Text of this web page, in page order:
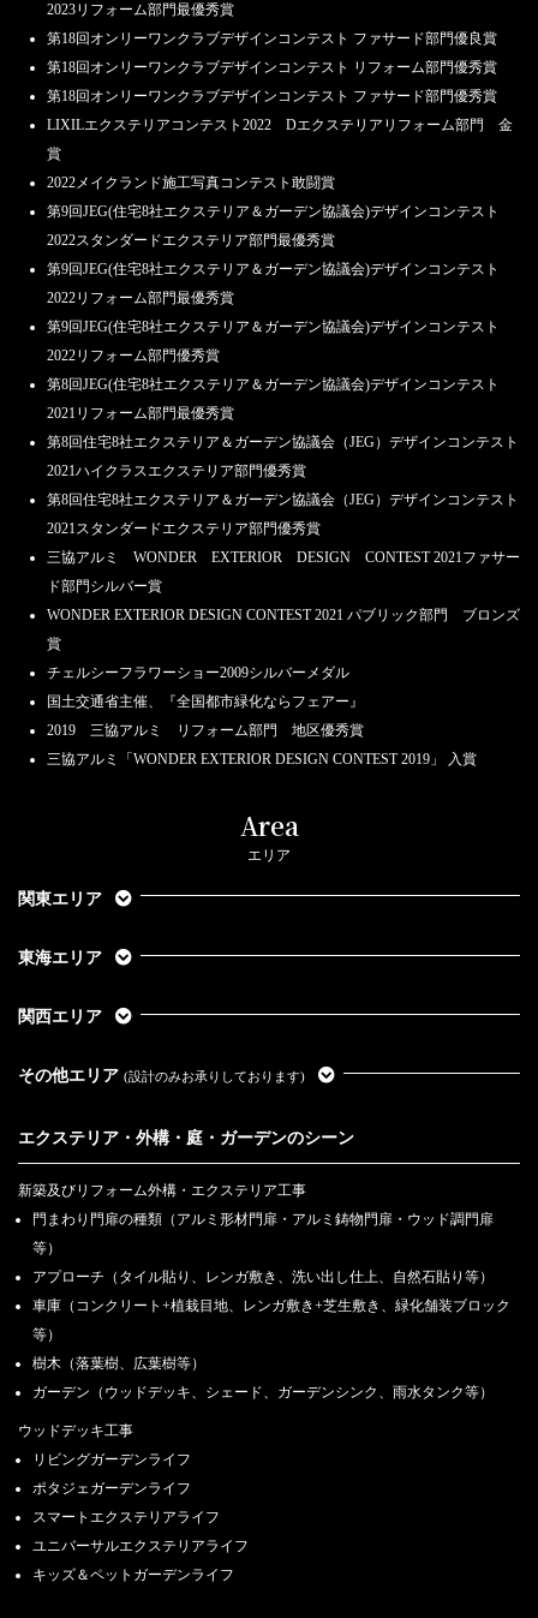
2023リフォーム部門最優秀賞
第18回オンリーワンクラブデザインコンテスト ファサード部門優良賞
第18回オンリーワンクラブデザインコンテスト リフォーム部門優秀賞
第18回オンリーワンクラブデザインコンテスト ファサード部門優秀賞
LIXILエクステリアコンテスト2022 Dエクステリアリフォーム部門 金
賞
2022メイクランド施工写真コンテスト敢闘賞
第9回JEG(住宅8社エクステリア＆ガーデン協議会)デザインコンテスト
2022スタンダードエクステリア部門最優秀賞
第9回JEG(住宅8社エクステリア＆ガーデン協議会)デザインコンテスト
2022リフォーム部門最優秀賞
第9回JEG(住宅8社エクステリア＆ガーデン協議会)デザインコンテスト
2022リフォーム部門優秀賞
第8回JEG(住宅8社エクステリア＆ガーデン協議会)デザインコンテスト
2021リフォーム部門最優秀賞
第8回住宅8社エクステリア＆ガーデン協議会（JEG）デザインコンテスト
2021ハイクラスエクステリア部門優秀賞
第8回住宅8社エクステリア＆ガーデン協議会（JEG）デザインコンテスト
2021スタンダードエクステリア部門優秀賞
三協アルミ WONDER EXTERIOR DESIGN CONTEST 2021ファサー
ド部門シルバー賞
WONDER EXTERIOR DESIGN CONTEST 2021 パブリック部門 ブロンズ
賞
チェルシーフラワーショー2009シルバーメダル
国土交通省主催、『全国都市緑化ならフェアー』
2019 三協アルミ リフォーム部門 地区優秀賞
三協アルミ「WONDER EXTERIOR DESIGN CONTEST 2019」 入賞
Area
エリア
関東エリア
東海エリア
関西エリア
その他エリア (設計のみお承りしております)
エクステリア・外構・庭・ガーデンのシーン
新築及びリフォーム外構・エクステリア工事
門まわり門扉の種類（アルミ形材門扉・アルミ鋳物門扉・ウッド調門扉
等）
アプローチ（タイル貼り、レンガ敷き、洗い出し仕上、自然石貼り等）
車庫（コンクリート+植栽目地、レンガ敷き+芝生敷き、緑化舗装ブロック
等）
樹木（落葉樹、広葉樹等）
ガーデン（ウッドデッキ、シェード、ガーデンシンク、雨水タンク等）
ウッドデッキ工事
リビングガーデンライフ
ポタジェガーデンライフ
スマートエクステリアライフ
ユニバーサルエクステリアライフ
キッズ＆ペットガーデンライフ